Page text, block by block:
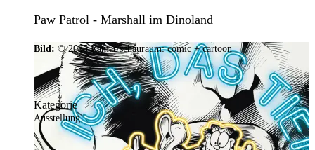
Paw Patrol - Marshall im Dinoland
Bild: © 2025 Ramar/schauraum: comic + cartoon
Kategorie
Ausstellung